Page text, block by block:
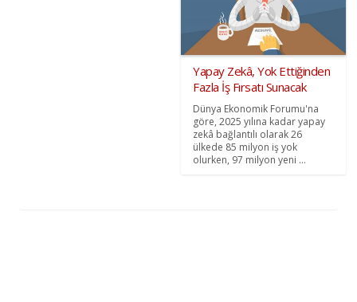
Yapay Zekâ, Yok Ettiğinden
Fazla İş Fırsatı Sunacak
Dünya Ekonomik Forumu'na
göre, 2025 yılına kadar yapay
zekâ bağlantılı olarak 26
ülkede 85 milyon iş yok
olurken, 97 milyon yeni ...